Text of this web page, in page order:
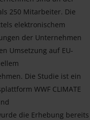
250 Mitarbeiter. Die
elektronischem
der Unternehmen
Umsetzung auf EU-
Die Studie ist ein
WWF CLIMATE
die Erhebung bereits